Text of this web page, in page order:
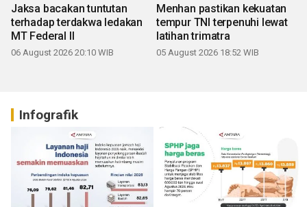
Jaksa bacakan tuntutan
terhadap terdakwa ledakan
MT Federal II
06 August 2026 20:10 WIB
Menhan pastikan kekuatan
tempur TNI terpenuhi lewat
latihan trimatra
05 August 2026 18:52 WIB
Infografik